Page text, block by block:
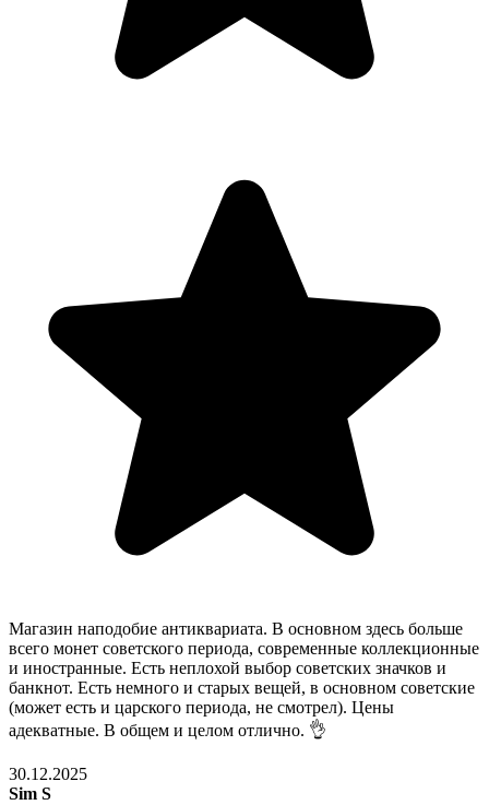
Магазин наподобие антиквариата. В основном здесь больше
всего монет советского периода, современные коллекционные
и иностранные. Есть неплохой выбор советских значков и
банкнот. Есть немного и старых вещей, в основном советские
(может есть и царского периода, не смотрел). Цены
адекватные. В общем и целом отлично. 👌
30.12.2025
Sim S